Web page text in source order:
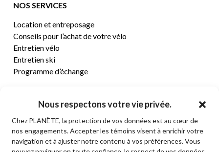
Nous respectons votre vie privée.
Chez PLANÈTE, la protection de vos données est au cœur de
nos engagements. Accepter les témoins visent à enrichir votre
navigation et à ajuster notre contenu à vos préférences. Vous
NOS SERVICES
Location et entreposage
Conseils pour l’achat de votre vélo
Entretien vélo
Entretien ski
Programme d’échange
CENTRE D’AIDE
Termes et conditions de vente
Retours et remboursements
Politique de confidentialité